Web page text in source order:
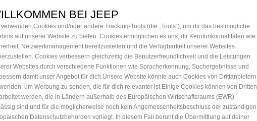
BEI JEEP
Cookies und/oder andere Tracking‑Tools (die „Tools“), um dir das bestmögliche
auf unserer Website zu bieten. Cookies ermöglichen es uns, dir Kernfunktionalitäten wie
Netzwerkmanagement bereitzustellen und die Verfügbarkeit unserer Websites
Cookies verbessern gleichzeitig die Benutzerfreundlichkeit und die Leistungen
Websites durch verschiedene Funktionen wie Spracherkennung, Suchergebnisse und
damit unser Angebot für dich.Unsere Website könnte auch Cookies von Drittanbietern
um Werbung zu senden, die für dich relevanter ist.Einige Cookies können von Dritten
werden, die in Ländern außerhalb des Europäischen Wirtschaftsraums (EWR)
sind und für die möglicherweise noch kein Angemessenheitsbeschluss der zuständigen
Datenschutzbehörden vorliegt. In diesem Fall beruht die Übermittlung auf deiner